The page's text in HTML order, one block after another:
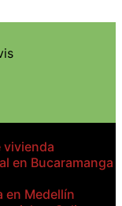
vivienda
en Bucaramanga
en Medellín